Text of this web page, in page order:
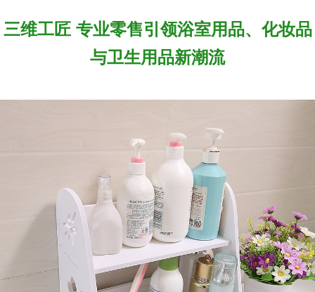
三维工匠 专业零售引领浴室用品、化妆品
与卫生用品新潮流